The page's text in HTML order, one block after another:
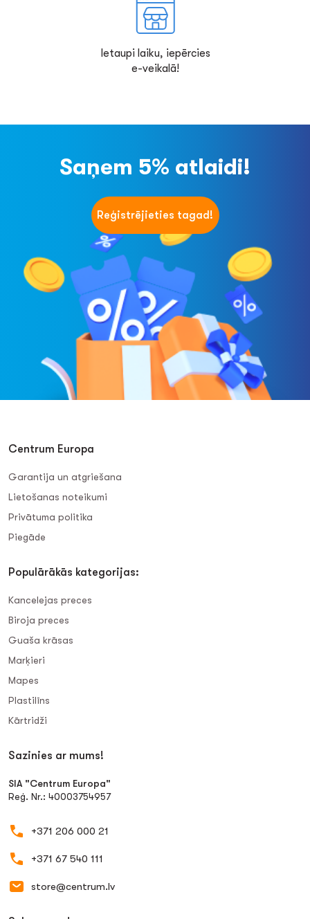
Ietaupi laiku, iepērcies
e-veikalā!
Saņem 5% atlaidi!
Reģistrējieties tagad!
Centrum Europa
Garantija un atgriešana
Lietošanas noteikumi
Privātuma politika
Piegāde
Populārākās kategorijas:
Kancelejas preces
Biroja preces
Guaša krāsas
Marķieri
Mapes
Plastilīns
Kārtridži
Sazinies ar mums!
SIA "Centrum Europa"
Reģ. Nr.: 40003754957
+371 206 000 21
+371 67 540 111
store@centrum.lv